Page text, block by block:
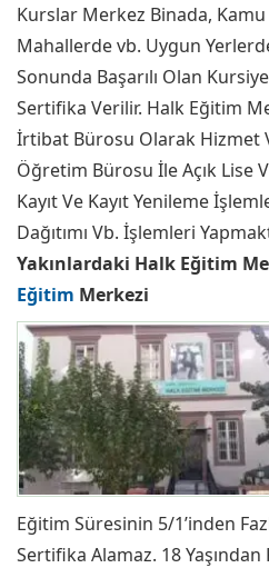
Kurslar Merkez Binada,
Mahallerde vb. Uygun
Sonunda Başarılı Olan
Sertifika Verilir. Halk Eğitim
İrtibat Bürosu Olarak Hizmet
Öğretim Bürosu İle Açık Lise
Kayıt Ve Kayıt Yenileme
Dağıtımı Vb. İşlemleri
Yakınlardaki Halk Eğitim
Eğitim Merkezi
Eğitim Süresinin 5/1’inden
Sertifika Alamaz. 18